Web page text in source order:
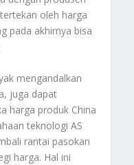
oleh harga
pada akhirnya bisa
mengandalkan
juga dapat
harga produk China
teknologi AS
rantai pasokan
harga. Hal ini